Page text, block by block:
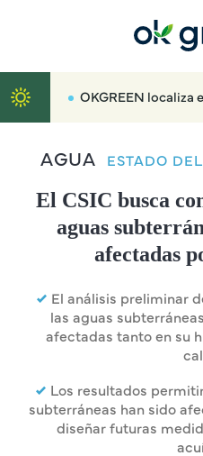
OKGREEN localiza en Madrid el nuevo radar que multará hasta
AGUA ESTADO
El CSIC busca
aguas
afectadas
El análisis preliminar
las aguas
afectadas tanto en su
Los resultados
subterráneas han sido
diseñar futuras